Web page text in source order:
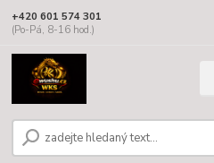
+420 601 574 301
(Po-Pá, 8-16 hod.)